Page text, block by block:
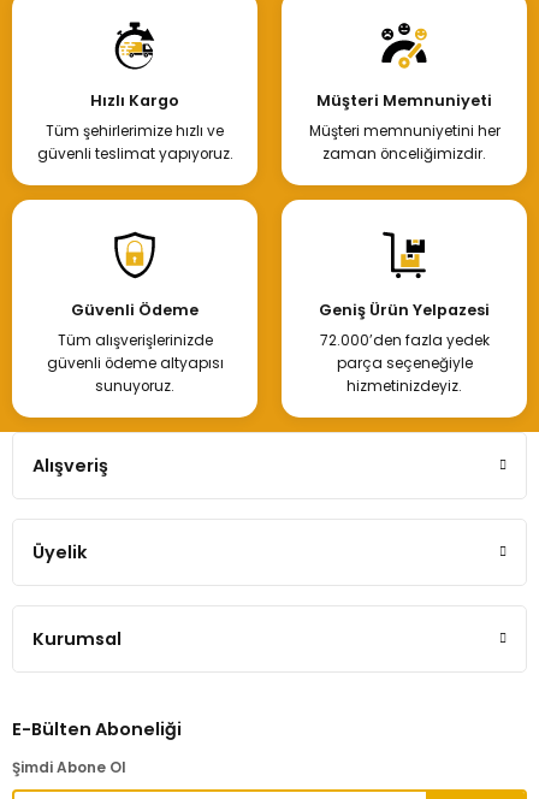
Hızlı Kargo
Tüm şehirlerimize hızlı ve
güvenli teslimat yapıyoruz.
Müşteri Memnuniyeti
Müşteri memnuniyetini her
zaman önceliğimizdir.
Güvenli Ödeme
Tüm alışverişlerinizde
güvenli ödeme altyapısı
sunuyoruz.
Geniş Ürün Yelpazesi
72.000’den fazla yedek
parça seçeneğiyle
hizmetinizdeyiz.
Alışveriş
Üyelik
Kurumsal
E-Bülten Aboneliği
Şimdi Abone Ol